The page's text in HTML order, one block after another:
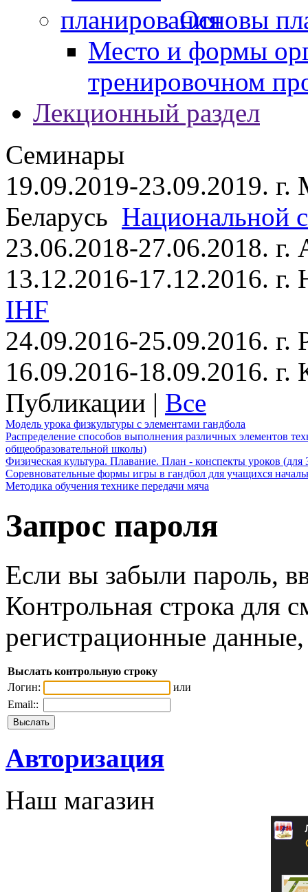
Основы
Место и формы
тренировочном
Лекционный раздел
Семинары
19.09.2019-23.09.2019. г.
Беларусь Национальной
23.06.2018-27.06.2018.
13.12.2016-17.12.2016.
IHF
24.09.2016-25.09.2016. г.
16.09.2016-18.09.2016.
Публикации | Все
Модель урока физкультуры с элементами гандбола
Распределение способов выполнения различных элементов
общеобразовательной школы)
Физическая культура. Плавание. План - конспекты уроков (для
Соревновательные формы игры в гандбол для учащихся
Методика обучения технике передачи мяча
Запрос пароля
Если вы забыли пароль,
Контрольная строка для
регистрационные
Выслать контрольную строку
Логин:
или
Email::
Авторизация
Наш магазин